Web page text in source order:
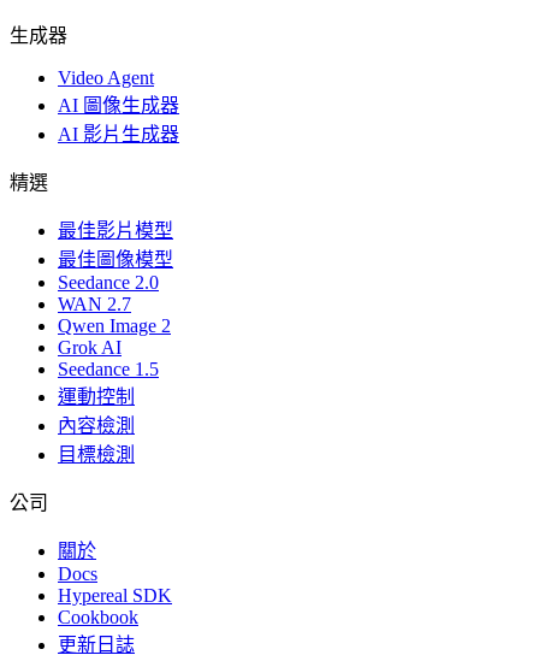
生成器
Video Agent
AI 圖像生成器
AI 影片生成器
精選
最佳影片模型
最佳圖像模型
Seedance 2.0
WAN 2.7
Qwen Image 2
Grok AI
Seedance 1.5
運動控制
內容檢測
目標檢測
公司
關於
Docs
Hypereal SDK
Cookbook
更新日誌